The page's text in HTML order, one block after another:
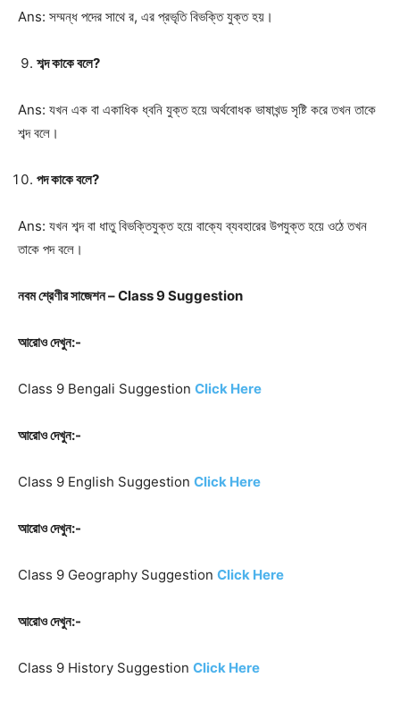
Ans: সম্মন্ধ পদের সাথে র, এর প্রভৃতি বিভক্তি যুক্ত হয়।
শব্দ কাকে বলে?
Ans: যখন এক বা একাধিক ধ্বনি যুক্ত হয়ে অর্থবোধক ভাষাখন্ড সৃষ্টি করে তখন তাকে
শব্দ বলে।
পদ কাকে বলে?
Ans: যখন শব্দ বা ধাতু বিভক্তিযুক্ত হয়ে বাক্যে ব্যবহারের উপযুক্ত হয়ে ওঠে তখন
তাকে পদ বলে।
নবম শ্রেণীর সাজেশন – Class 9 Suggestion
আরোও দেখুন:-
Class 9 Bengali Suggestion Click Here
আরোও দেখুন:-
Class 9 English Suggestion Click Here
আরোও দেখুন:-
Class 9 Geography Suggestion Click Here
আরোও দেখুন:-
Class 9 History Suggestion Click Here